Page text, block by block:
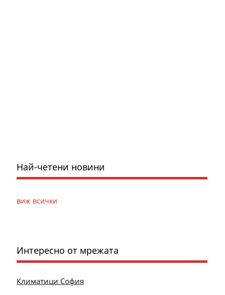
Най-четени новини
виж всички
Интересно от мрежата
Климатици София